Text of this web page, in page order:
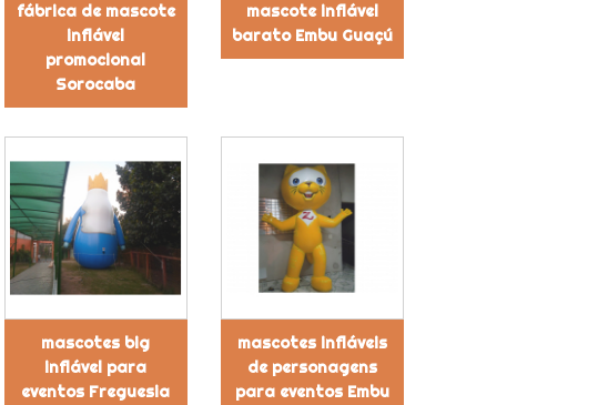
fábrica de mascote
inflável
promocional
Sorocaba
mascote inflável
barato Embu Guaçú
mascotes big
inflável para
eventos Freguesia
mascotes infláveis
de personagens
para eventos Embu